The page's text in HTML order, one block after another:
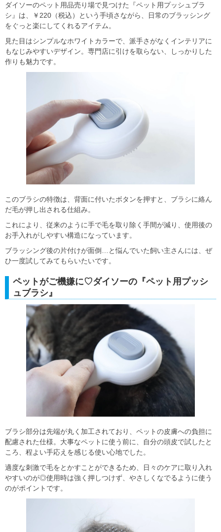
ダイソーのペット用品売り場で見つけた『ペット用プッシュブラ
シ』は、￥220（税込）という手頃さながら、日常のブラッシング
をぐっと楽にしてくれるアイテム。
見た目はシンプルなホワイトカラーで、派手さがなくインテリアに
もなじみやすいデザイン。専門店に引けを取らない、しっかりした
作りも魅力です。
このブラシの特徴は、背面に付いたボタンを押すと、ブラシに絡ん
だ毛が押し出される仕組み。
これにより、従来のように手で毛を取り除く手間が減り、使用後の
お手入れがしやすい構造になっています。
ブラッシング後の片付けが面倒…と悩んでいた飼い主さんには、ぜ
ひ一度試してみてもらいたいです。
ペットがご機嫌に♡ダイソーの『ペット用プッシ
ュブラシ』
ブラシ部分は先端が丸く加工されており、ペットの皮膚への負担に
配慮された仕様。大事なペットに使う前に、自分の頭皮で試したと
ころ、程よい手応えを感じる使い心地でした。
適度な刺激で毛をとかすことができるため、日々のケアに取り入れ
やすいのが◎使用時は強く押しつけず、やさしくなでるように使う
のがポイントです。